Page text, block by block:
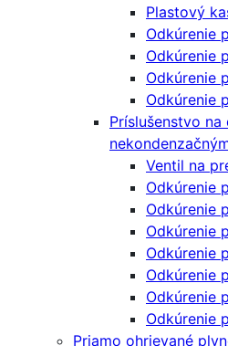
Plastový
Odkúrenie
Odkúrenie
Odkúrenie
Odkúrenie
Príslušenstvo
Ventil na
Odkúrenie
Odkúrenie
Odkúrenie
Odkúrenie
Odkúrenie
Odkúrenie
Odkúrenie
Priamo ohrievané